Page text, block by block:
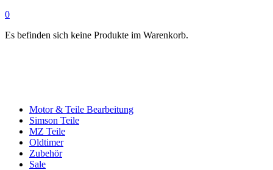
0
Es befinden sich keine Produkte im Warenkorb.
Motor & Teile Bearbeitung
Simson Teile
MZ Teile
Oldtimer
Zubehör
Sale